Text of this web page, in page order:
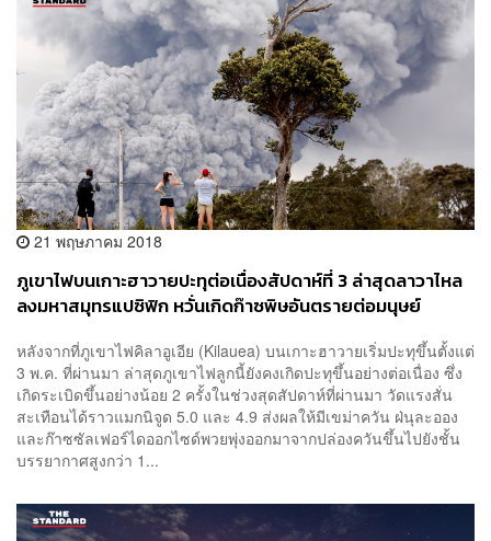
21 พฤษภาคม 2018
ภูเขาไฟบนเกาะฮาวายปะทุต่อเนื่องสัปดาห์ที่ 3 ล่าสุดลาวาไหล
ลงมหาสมุทรแปซิฟิก หวั่นเกิดก๊าซพิษอันตรายต่อมนุษย์
หลังจากที่ภูเขาไฟคิลาอูเอีย (Kilauea) บนเกาะฮาวายเริ่มปะทุขึ้นตั้งแต่
3 พ.ค. ที่ผ่านมา ล่าสุดภูเขาไฟลูกนี้ยังคงเกิดปะทุขึ้นอย่างต่อเนื่อง ซึ่ง
เกิดระเบิดขึ้นอย่างน้อย 2 ครั้งในช่วงสุดสัปดาห์ที่ผ่านมา วัดแรงสั่น
สะเทือนได้ราวแมกนิจูด 5.0 และ 4.9 ส่งผลให้มีเขม่าควัน ฝ่นุละออง
และก๊าซซัลเฟอร์ไดออกไซด์พวยพุ่งออกมาจากปล่องควันขึ้นไปยังชั้น
บรรยากาศสูงกว่า 1...